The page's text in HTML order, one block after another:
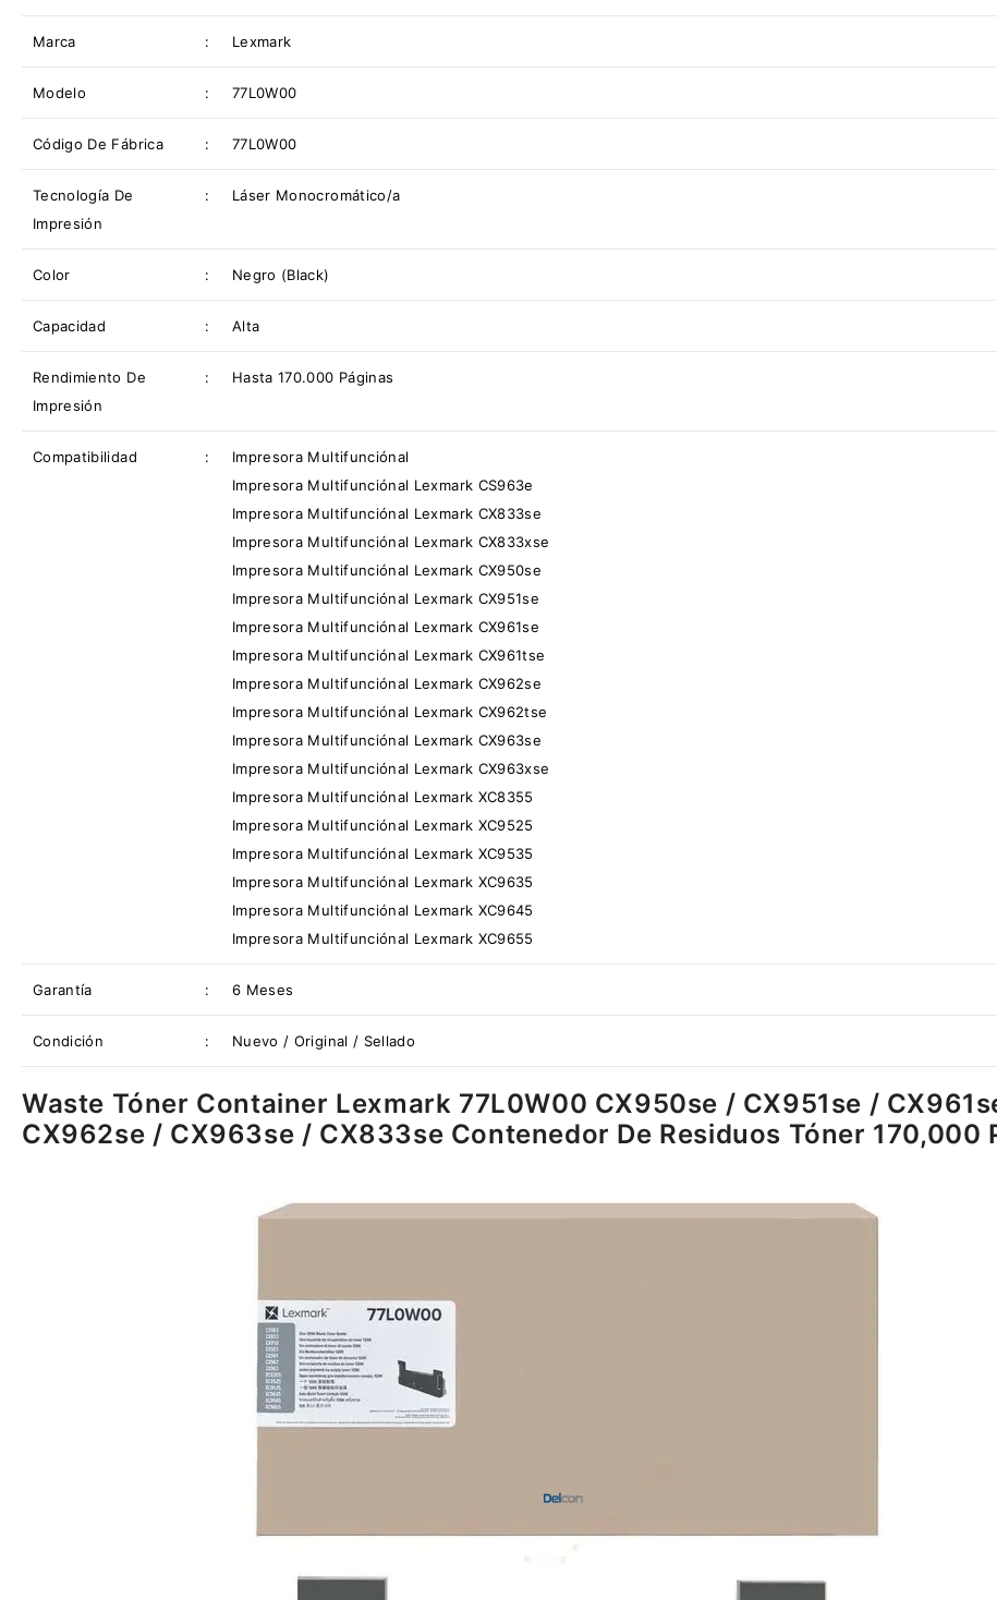
Marca : Lexmark
Modelo : 77L0W00
Código De Fábrica : 77L0W00
Tecnología De
Impresión
: Láser Monocromático/a
Color : Negro (Black)
Capacidad : Alta
Rendimiento De
Impresión
: Hasta 170.000 Páginas
Compatibilidad :
Impresora Multifunciónal
Impresora Multifunciónal Lexmark CS963e
Impresora Multifunciónal Lexmark CX833se
Impresora Multifunciónal Lexmark CX833xse
Impresora Multifunciónal Lexmark CX950se
Impresora Multifunciónal Lexmark CX951se
Impresora Multifunciónal Lexmark CX961se
Impresora Multifunciónal Lexmark CX961tse
Impresora Multifunciónal Lexmark CX962se
Impresora Multifunciónal Lexmark CX962tse
Impresora Multifunciónal Lexmark CX963se
Impresora Multifunciónal Lexmark CX963xse
Impresora Multifunciónal Lexmark XC8355
Impresora Multifunciónal Lexmark XC9525
Impresora Multifunciónal Lexmark XC9535
Impresora Multifunciónal Lexmark XC9635
Impresora Multifunciónal Lexmark XC9645
Impresora Multifunciónal Lexmark XC9655
Garantía : 6 Meses
Condición : Nuevo / Original / Sellado
Waste Tóner Container Lexmark 77L0W00 CX950se / CX951se /
CX962se / CX963se / CX833se Contenedor De Residuos Tóner 170,000